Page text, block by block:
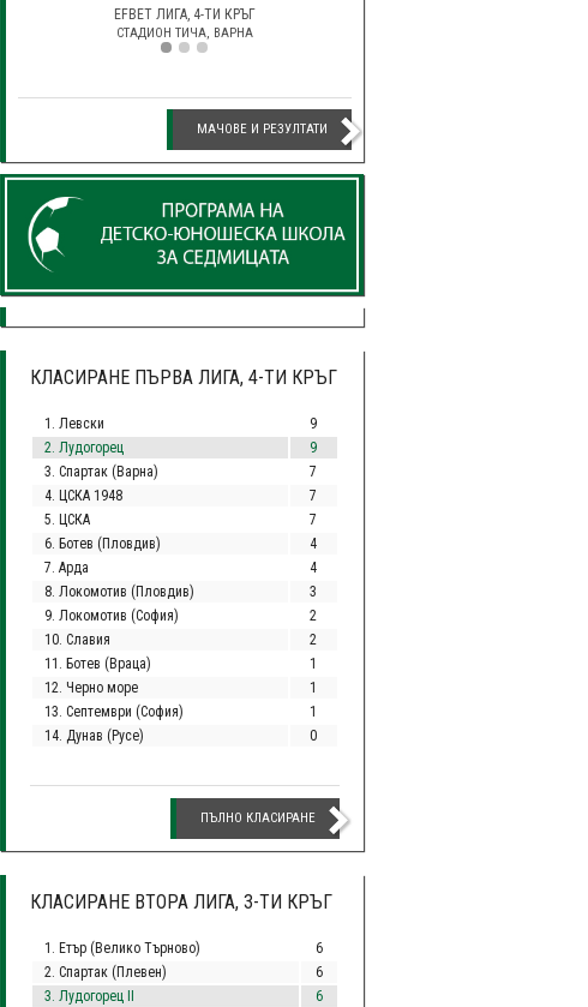
EFBET ЛИГА, 4-ТИ КРЪГ
СТАДИОН ТИЧА, ВАРНА
МАЧОВЕ И РЕЗУЛТАТИ
КЛАСИРАНЕ ПЪРВА ЛИГА, 4-ТИ КРЪГ
1. Левски
9
2. Лудогорец
9
3. Спартак (Варна)
7
4. ЦСКА 1948
7
5. ЦСКА
7
6. Ботев (Пловдив)
4
7. Арда
4
8. Локомотив (Пловдив)
3
9. Локомотив (София)
2
10. Славия
2
11. Ботев (Враца)
1
12. Черно море
1
13. Септември (София)
1
14. Дунав (Русе)
0
ПЪЛНО КЛАСИРАНЕ
КЛАСИРАНЕ ВТОРА ЛИГА, 3-ТИ КРЪГ
1. Етър (Велико Търново)
6
2. Спартак (Плевен)
6
3. Лудогорец II
6